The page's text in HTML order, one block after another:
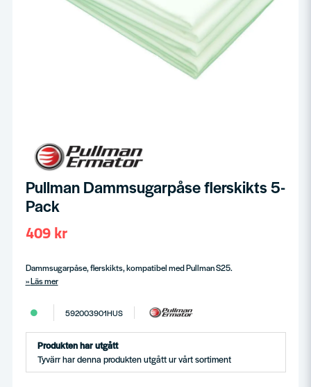
Pullman Dammsugarpåse flerskikts 5-
Pack
409 kr
Dammsugarpåse, flerskikts, kompatibel med Pullman S25.
Läs mer
592003901HUS
Produkten har utgått
Tyvärr har denna produkten utgått ur vårt sortiment